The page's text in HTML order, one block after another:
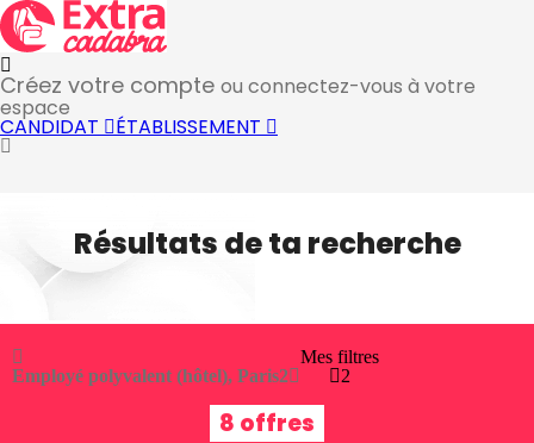
Créez votre compte ou connectez-vous à votre
espace
CANDIDAT ÉTABLISSEMENT
Résultats de ta recherche
Employé polyvalent (hôtel), Paris2
Mes filtres
2
8 offres